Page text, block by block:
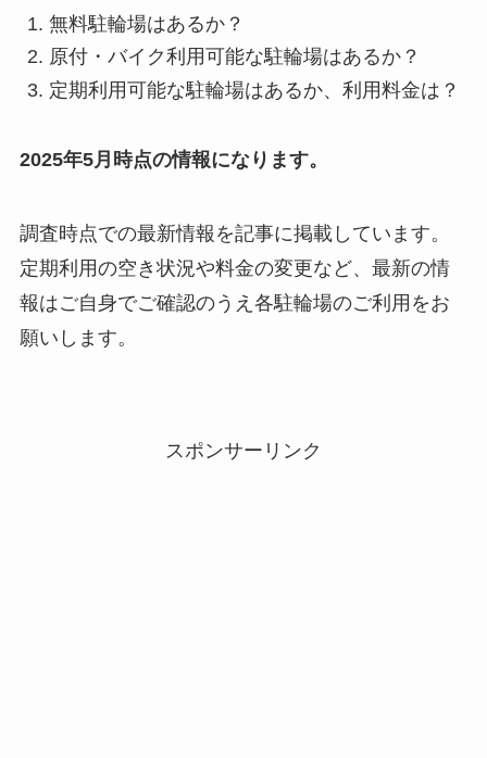
無料駐輪場はあるか？
原付・バイク利用可能な駐輪場はあるか？
定期利用可能な駐輪場はあるか、利用料金は？
2025年5月時点の情報になります。
調査時点での最新情報を記事に掲載しています。
定期利用の空き状況や料金の変更など、最新の情
報はご自身でご確認のうえ各駐輪場のご利用をお
願いします。
スポンサーリンク